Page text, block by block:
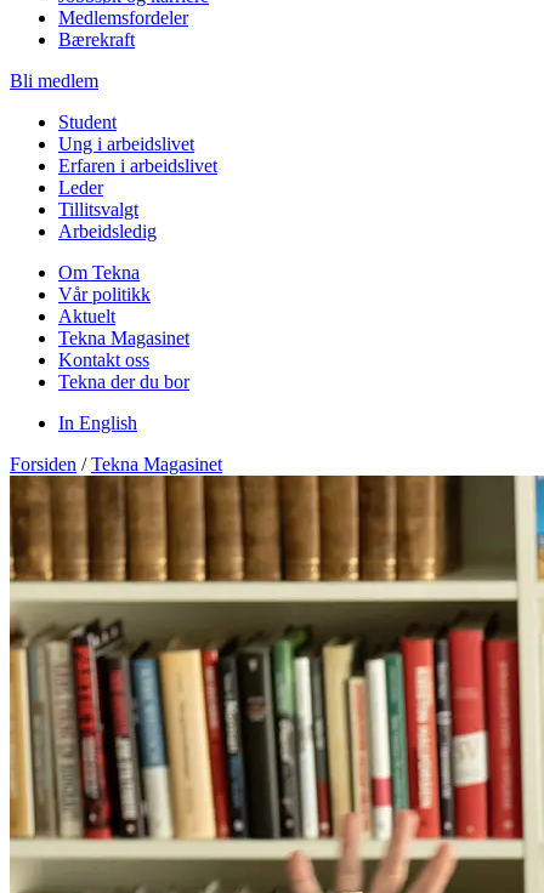
Medlemsfordeler
Bærekraft
Bli medlem
Student
Ung i arbeidslivet
Erfaren i arbeidslivet
Leder
Tillitsvalgt
Arbeidsledig
Om Tekna
Vår politikk
Aktuelt
Tekna Magasinet
Kontakt oss
Tekna der du bor
In English
Forsiden / Tekna Magasinet